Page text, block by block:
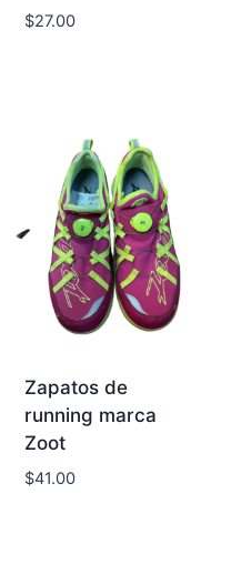
$27.00
Zapatos de
running marca
Zoot
$41.00